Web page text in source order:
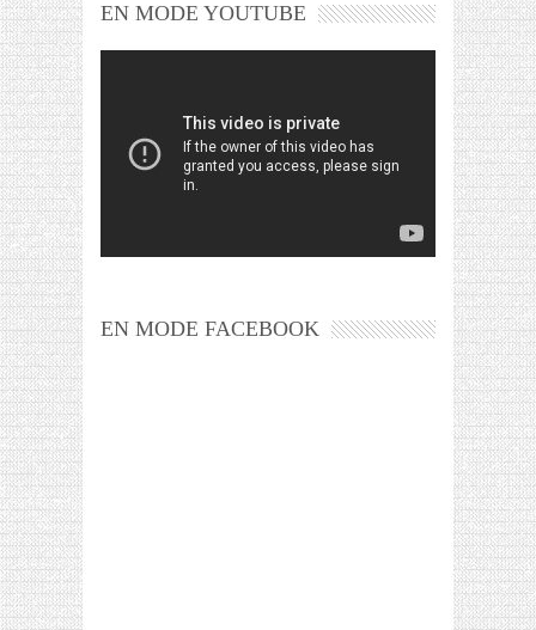
EN MODE YOUTUBE
EN MODE FACEBOOK